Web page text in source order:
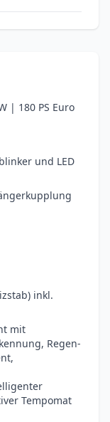
| 180 PS Euro
und LED
inkl.
mit
Regen-
Tempomat